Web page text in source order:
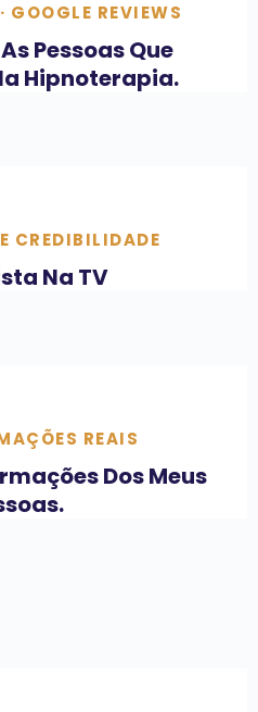
GOOGLE REVIEWS
Pessoas Que
Hipnoterapia.
CREDIBILIDADE
Na TV
REAIS
Dos Meus